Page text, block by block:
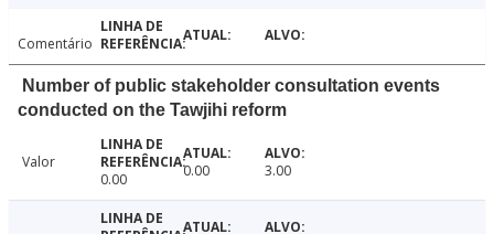
Comentário
Number of public stakeholder consultation events
conducted on the Tawjihi reform
Valor
0.00
0.00 3.00